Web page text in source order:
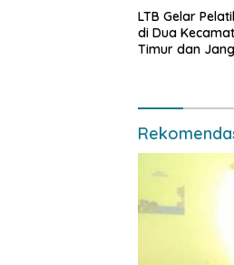
LTB Gelar
di Dua
Timur dan